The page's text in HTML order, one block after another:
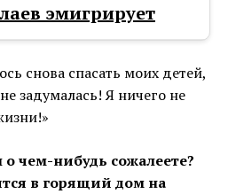
эмигpирует
снова спасать моих детей,
задумалась! Я ничего не
о чем-нибудь сожалеете?
в горящий дом на